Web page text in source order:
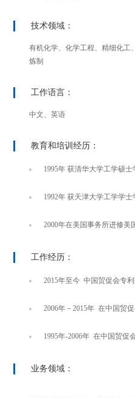
技术领域：
有机化学、化学工程、精细化工
炼制
工作语言：
中文、英语
教育和培训经历：
1995年 获清华大学工学硕
1992年 获天津大学工学学
2000年在美国事务所进修美
工作经历：
2015年至今 中国贸促会专
2006年－2015年 在中国贸
1995年-2006年 在中国贸促
业务领域：